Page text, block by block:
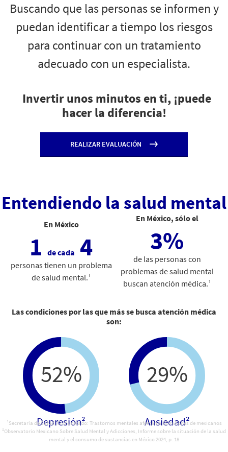
Buscando que las personas se informen y
puedan identificar a tiempo los riesgos
para continuar con un tratamiento
adecuado con un especialista.
Invertir unos minutos en ti, ¡puede
hacer la diferencia!
REALIZAR EVALUACIÓN
Entendiendo la salud mental
En México
1 de cada 4
personas tienen un problema
de salud mental.¹
En México, sólo el
3%
de las personas con
problemas de salud mental
buscan atención médica.¹
Las condiciones por las que más se busca atención médica
son:
52%
Depresión²
29%
Ansiedad²
¹Secretaría de Salud, Comunicado: Trastornos mentales afectan a 15 millones de mexicanos
²Observatorio Mexicano Sobre Salud Mental y Adicciones, Informe sobre la situación de la salud
mental y el consumo de sustancias en México 2024, p. 18